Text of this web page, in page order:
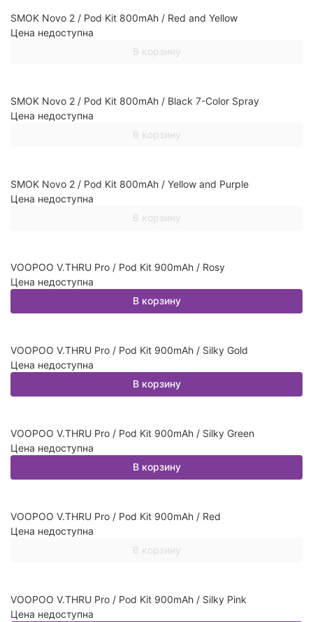
SMOK Novo 2 / Pod Kit 800mAh / Red and Yellow
Цена недоступна
В корзину
SMOK Novo 2 / Pod Kit 800mAh / Black 7-Color Spray
Цена недоступна
В корзину
SMOK Novo 2 / Pod Kit 800mAh / Yellow and Purple
Цена недоступна
В корзину
VOOPOO V.THRU Pro / Pod Kit 900mAh / Rosy
Цена недоступна
В корзину
VOOPOO V.THRU Pro / Pod Kit 900mAh / Silky Gold
Цена недоступна
В корзину
VOOPOO V.THRU Pro / Pod Kit 900mAh / Silky Green
Цена недоступна
В корзину
VOOPOO V.THRU Pro / Pod Kit 900mAh / Red
Цена недоступна
В корзину
VOOPOO V.THRU Pro / Pod Kit 900mAh / Silky Pink
Цена недоступна